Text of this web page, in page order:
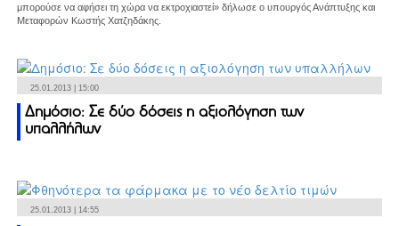
μπορούσε να αφήσει τη χώρα να εκτροχιαστεί» δήλωσε ο υπουργός Ανάπτυξης και
Μεταφορών Κωστής Χατζηδάκης.
25.01.2013 | 15:00
Δημόσιο: Σε δύο δόσεις η αξιολόγηση των
υπαλλήλων
25.01.2013 | 14:55